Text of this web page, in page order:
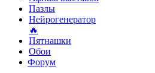
Пазлы
Нейрогенератор
🔥
Пятнашки
Обои
Форум